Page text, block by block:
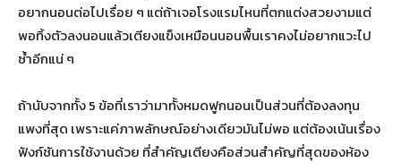
อยากนอนต่อไปเรื่อย ๆ แต่ถ้าเจอโรงแรมไหนที่ตกแต่งสวยงามแต่
พอทิ้งตัวลงนอนแล้วเตียงแข็งเหมือนนอนพื้นเราคงไม่อยากแวะไป
ซ้ำอีกแน่ ๆ
ถ้านับจากทั้ง 5 ข้อที่เราว่ามาทั้งหมดฟูกนอนเป็นส่วนที่ต้องลงทุน
แพงที่สุด เพราะแค่ภาพลักษณ์อย่างเดียวมันไม่พอ แต่ต้องเน้นเรื่อง
ฟังก์ชันการใช้งานด้วย ที่สำคัญเตียงคือส่วนสำคัญที่สุดของห้อง